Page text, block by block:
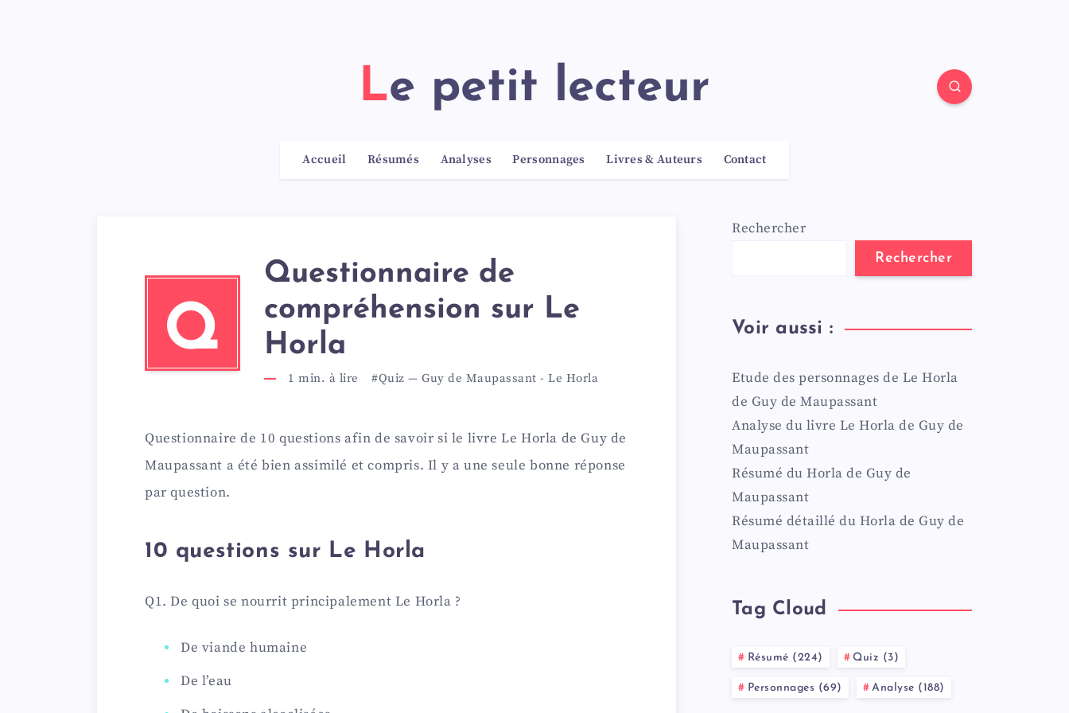
Le petit lecteur
Accueil Résumés Analyses Personnages Livres & Auteurs Contact
Q
Questionnaire de
compréhension sur Le
Horla
1 min. à lire #Quiz — Guy de Maupassant - Le Horla
Questionnaire de 10 questions afin de savoir si le livre Le Horla de Guy de
Maupassant a été bien assimilé et compris. Il y a une seule bonne réponse
par question.
10 questions sur Le Horla
Q1. De quoi se nourrit principalement Le Horla ?
De viande humaine
De l’eau
Rechercher
Rechercher
Voir aussi :
Etude des personnages de Le Horla
de Guy de Maupassant
Analyse du livre Le Horla de Guy de
Maupassant
Résumé du Horla de Guy de
Maupassant
Résumé détaillé du Horla de Guy de
Maupassant
Tag Cloud
Résumé (224) Quiz (3)
Personnages (69) Analyse (188)